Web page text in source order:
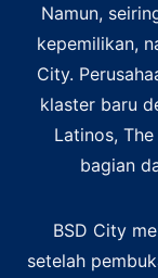
Namun,
kepemilikan,
City.
klaster baru
Latinos,
bagian
BSD City
setelah